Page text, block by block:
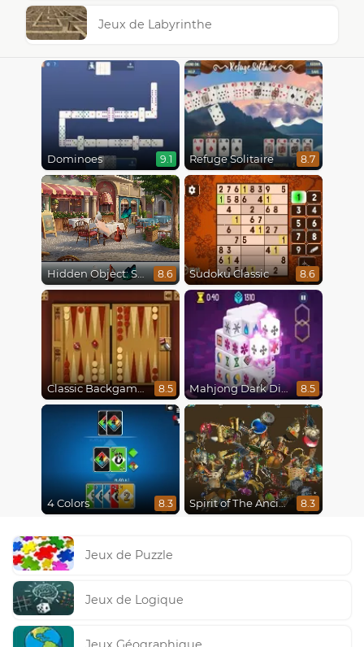
Jeux de Labyrinthe
Dominoes 9.1 Refuge Solitaire 8.7
Hidden Object: Street Of Secrets 8.6 Sudoku Classic 8.6
Classic Backgammon 8.5 Mahjong Dark Dimensions 8.5
4 Colors 8.3 Spirit of The Ancient Forest 8.3
Jeux de Puzzle
Jeux de Logique